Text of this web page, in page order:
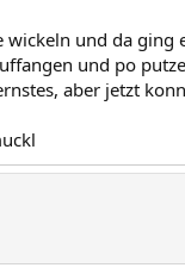
und da ging
und po
aber jetzt